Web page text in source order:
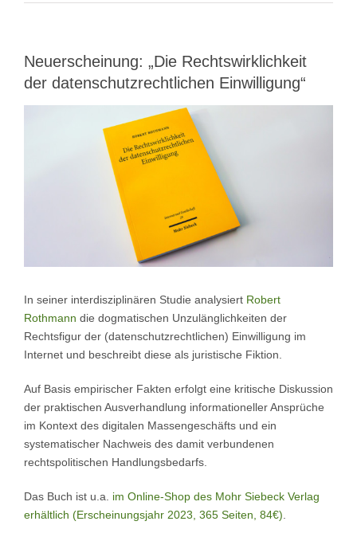
Neuerscheinung: „Die Rechtswirklichkeit
der datenschutzrechtlichen Einwilligung“
In seiner interdisziplinären Studie analysiert Robert
Rothmann die dogmatischen Unzulänglichkeiten der
Rechtsfigur der (datenschutzrechtlichen) Einwilligung im
Internet und beschreibt diese als juristische Fiktion.
Auf Basis empirischer Fakten erfolgt eine kritische Diskussion
der praktischen Ausverhandlung informationeller Ansprüche
im Kontext des digitalen Massengeschäfts und ein
systematischer Nachweis des damit verbundenen
rechtspolitischen Handlungsbedarfs.
Das Buch ist u.a. im Online-Shop des Mohr Siebeck Verlag
erhältlich (Erscheinungsjahr 2023, 365 Seiten, 84€)